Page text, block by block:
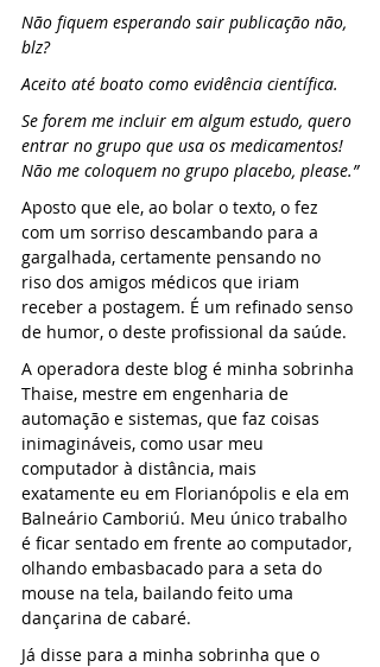
Não fiquem esperando sair publicação não,
blz?
Aceito até boato como evidência científica.
Se forem me incluir em algum estudo, quero
entrar no grupo que usa os medicamentos!
Não me coloquem no grupo placebo, please.”
Aposto que ele, ao bolar o texto, o fez
com um sorriso descambando para a
gargalhada, certamente pensando no
riso dos amigos médicos que iriam
receber a postagem. É um refinado senso
de humor, o deste profissional da saúde.
A operadora deste blog é minha sobrinha
Thaise, mestre em engenharia de
automação e sistemas, que faz coisas
inimagináveis, como usar meu
computador à distância, mais
exatamente eu em Florianópolis e ela em
Balneário Camboriú. Meu único trabalho
é ficar sentado em frente ao computador,
olhando embasbacado para a seta do
mouse na tela, bailando feito uma
dançarina de cabaré.
Já disse para a minha sobrinha que o